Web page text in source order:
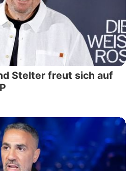
Stelter freut sich auf